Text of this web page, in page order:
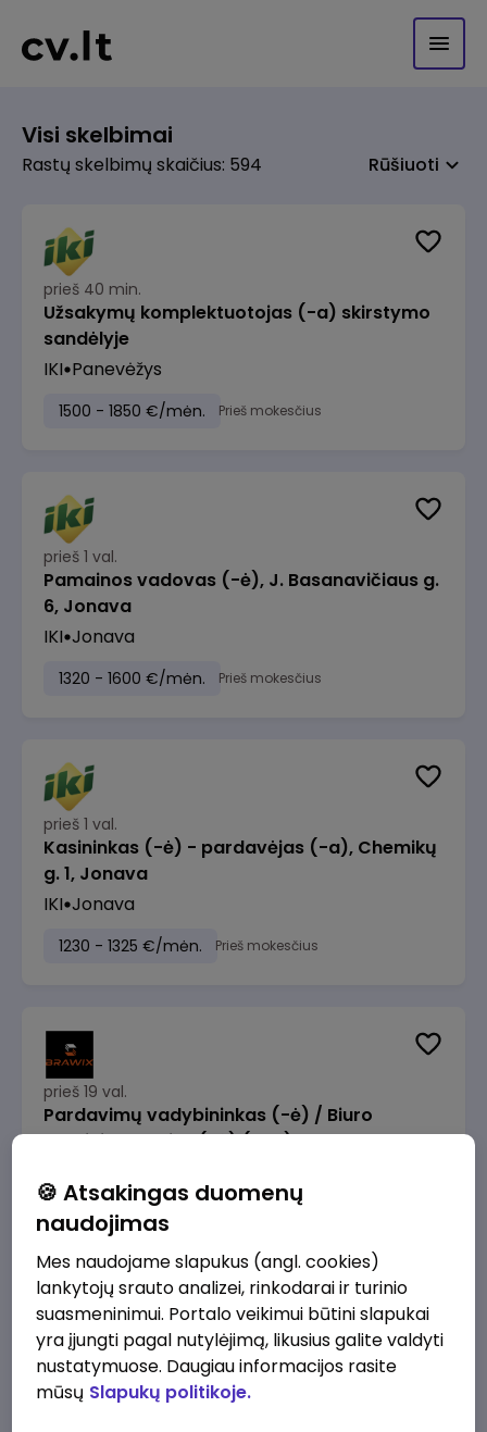
Visi skelbimai
Rastų skelbimų skaičius: 594 Rūšiuoti
prieš 40 min.
Užsakymų komplektuotojas (-a) skirstymo
sandėlyje
IKI Panevėžys
1500 - 1850 €/mėn. Prieš mokesčius
prieš 1 val.
Pamainos vadovas (-ė), J. Basanavičiaus g.
6, Jonava
IKI Jonava
1320 - 1600 €/mėn. Prieš mokesčius
prieš 1 val.
Kasininkas (-ė) - pardavėjas (-a), Chemikų
g. 1, Jonava
IKI Jonava
1230 - 1325 €/mėn. Prieš mokesčius
prieš 19 val.
Pardavimų vadybininkas (-ė) / Biuro
administratorius (-ė) (B2B)
1200 - 4000 €/mėn.
prieš 20 val.
Kasininkas (-ė) - pardavėjas (-a), J.
Basanavičiaus g. 6, Jonava
🍪 Atsakingas duomenų
naudojimas
Mes naudojame slapukus (angl. cookies)
lankytojų srauto analizei, rinkodarai ir turinio
suasmeninimui. Portalo veikimui būtini slapukai
yra įjungti pagal nutylėjimą, likusius galite valdyti
nustatymuose. Daugiau informacijos rasite
mūsų Slapukų politikoje.